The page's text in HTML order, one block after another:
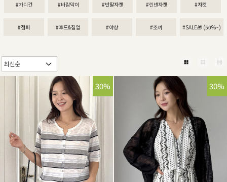
#가디건 #바람막이 #반팔자켓 #린넨자켓 #자켓
#점퍼 #후드&집업 #야상 #조끼 #SALE🎁 (50%~)
30% 30%